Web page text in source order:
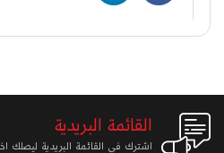
القائمة البريدية
اشترك في القائمة البريدية ليصلك